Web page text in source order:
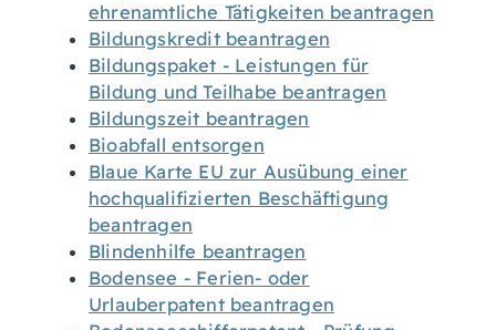
ehrenamtliche Tätigkeiten beantragen
Bildungskredit beantragen
Bildungspaket - Leistungen für
Bildung und Teilhabe beantragen
Bildungszeit beantragen
Bioabfall entsorgen
Blaue Karte EU zur Ausübung einer
hochqualifizierten Beschäftigung
beantragen
Blindenhilfe beantragen
Bodensee - Ferien- oder
Urlauberpatent beantragen